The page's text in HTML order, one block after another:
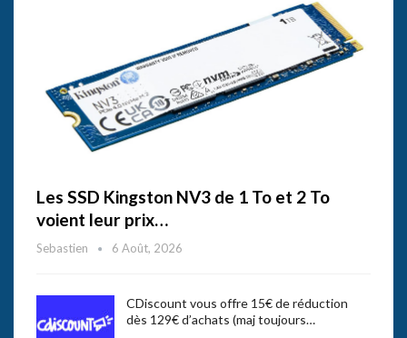
Les SSD Kingston NV3 de 1 To et 2 To
voient leur prix…
Sebastien 6 Août, 2026
CDiscount vous offre 15€ de réduction
dès 129€ d’achats (maj toujours…